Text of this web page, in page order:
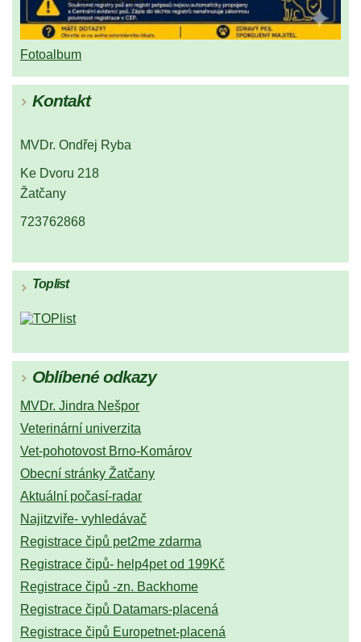
Fotoalbum
Kontakt
MVDr. Ondřej Ryba
Ke Dvoru 218
Žatčany
723762868
Toplist
Oblíbené odkazy
MVDr. Jindra Nešpor
Veterinární univerzita
Vet-pohotovost Brno-Komárov
Obecní stránky Žatčany
Aktuální počasí-radar
Najitzviře- vyhledávač
Registrace čipů pet2me zdarma
Registrace čipů- help4pet od 199Kč
Registrace čipů -zn. Backhome
Registrace čipů Datamars-placená
Registrace čipů Europetnet-placená